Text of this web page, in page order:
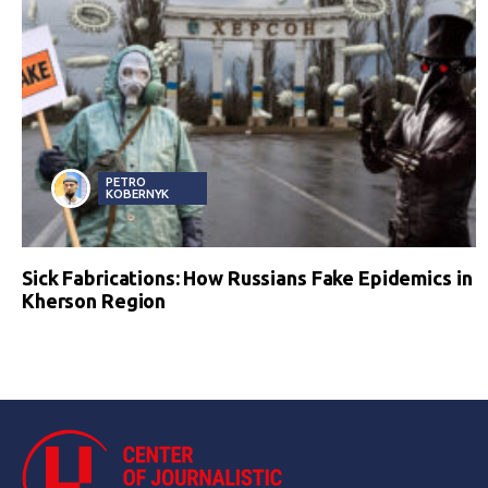
PETRO
KOBERNYK
Sick Fabrications: How Russians Fake Epidemics in
Kherson Region